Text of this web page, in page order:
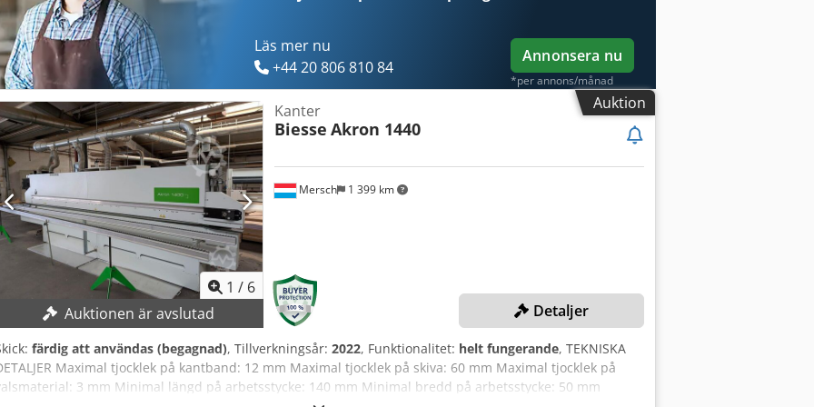
Läs mer nu
+44 20 806 810 84
Annonsera nu
*per annons/månad
Auktion
1 / 6
Auktionen är avslutad
Mersch 1 399 km
Kanter
Biesse Akron 1440
Detaljer
färdig att användas (begagnad), Tillverkningsår: 2022, Funktionalitet: helt fungerande, TEKNISKA
Maximal tjocklek på kantband: 12 mm Maximal tjocklek på skiva: 60 mm Maximal tjocklek på
3 mm Minimal längd på arbetsstycke: 140 mm Minimal bredd på arbetsstycke: 50 mm